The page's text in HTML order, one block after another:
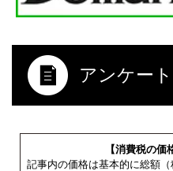
アンケート
【消費税の価
記事内の価格は基本的に総額